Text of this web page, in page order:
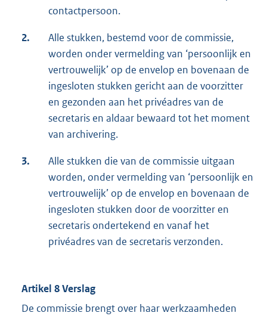
contactpersoon.
2.
Alle stukken, bestemd voor de commissie,
worden onder vermelding van ‘persoonlijk en
vertrouwelijk’ op de envelop en bovenaan de
ingesloten stukken gericht aan de voorzitter
en gezonden aan het privéadres van de
secretaris en aldaar bewaard tot het moment
van archivering.
3.
Alle stukken die van de commissie uitgaan
worden, onder vermelding van ‘persoonlijk en
vertrouwelijk’ op de envelop en bovenaan de
ingesloten stukken door de voorzitter en
secretaris ondertekend en vanaf het
privéadres van de secretaris verzonden.
Artikel 8 Verslag
De commissie brengt over haar werkzaamheden